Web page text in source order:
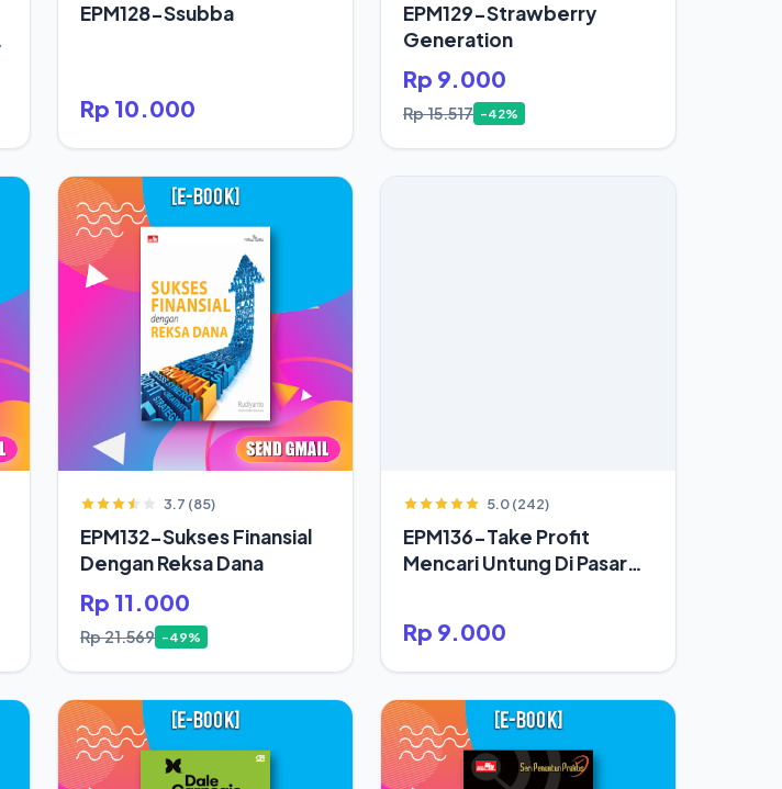
EPM128-Ssubba
Rp 10.000
EPM129-Strawberry
Generation
Rp 9.000
Rp 15.517 -42%
3.7 (85)
EPM132-Sukses Finansial
Dengan Reksa Dana
Rp 11.000
Rp 21.569 -49%
5.0 (242)
EPM136-Take Profit
Mencari Untung Di Pasar
Rp 9.000